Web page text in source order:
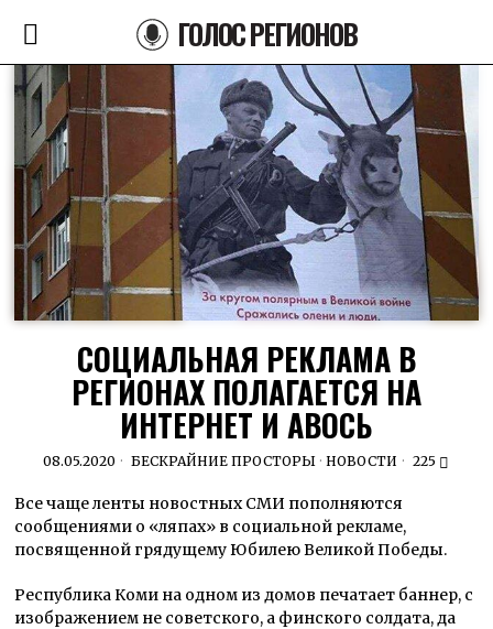
ГОЛОС РЕГИОНОВ
СОЦИАЛЬНАЯ РЕКЛАМА В
РЕГИОНАХ ПОЛАГАЕТСЯ НА
ИНТЕРНЕТ И АВОСЬ
08.05.2020 БЕСКРАЙНИЕ ПРОСТОРЫ · НОВОСТИ 225
Все чаще ленты новостных СМИ пополняются
сообщениями о «ляпах» в социальной рекламе,
посвященной грядущему Юбилею Великой Победы.
Республика Коми на одном из домов печатает баннер, с
изображением не советского, а финского солдата, да